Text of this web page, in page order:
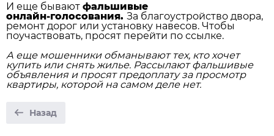
И еще бывают фальшивые
онлайн‑голосования. За благоустройство двора,
ремонт дорог или установку навесов. Чтобы
поучаствовать, просят перейти по ссылке.
А еще мошенники обманывают тех, кто хочет
купить или снять жилье. Рассылают фальшивые
объявления и просят предоплату за просмотр
квартиры, которой на самом деле нет.
Назад